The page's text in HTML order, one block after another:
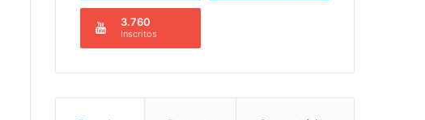
3.760
Inscritos